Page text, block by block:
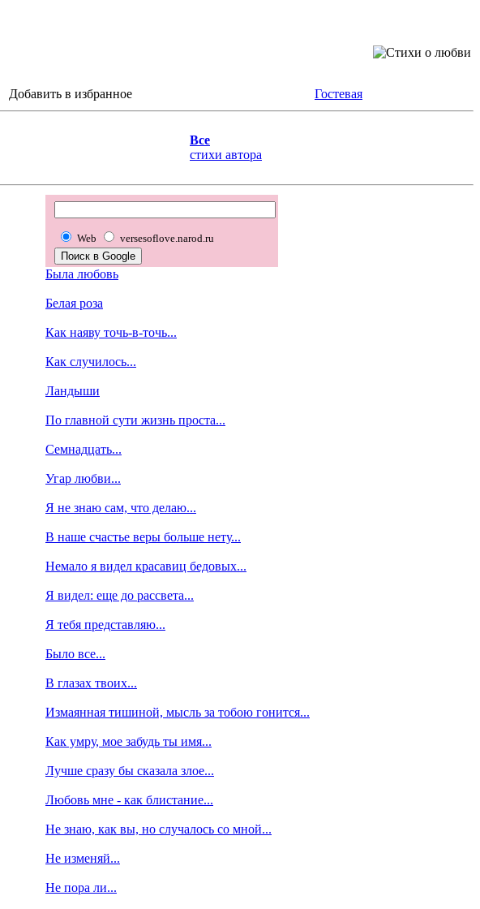
Добавить в избранное Гостевая
Все
стихи автора
Web versesoflove.narod.ru
Была любовь
Белая роза
Как наяву точь-в-точь...
Как случилось...
Ландыши
По главной сути жизнь проста...
Семнадцать...
Угар любви...
Я не знаю сам, что делаю...
В наше счастье веры больше нету...
Немало я видел красавиц бедовых...
Я видел: еще до рассвета...
Я тебя представляю...
Было все...
В глазах твоих...
Измаянная тишиной, мысль за тобою гонится...
Как умру, мое забудь ты имя...
Лучше сразу бы сказала злое...
Любовь мне - как блистание...
Не знаю, как вы, но случалось со мной...
Не изменяй...
Не пора ли...